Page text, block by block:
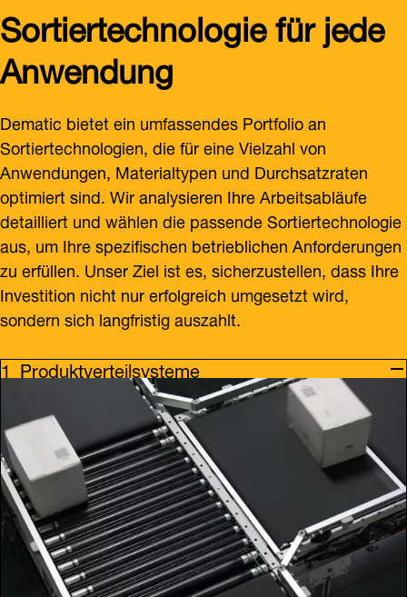
Sortiertechnologie für jede
Anwendung
Dematic bietet ein umfassendes Portfolio an
Sortiertechnologien, die für eine Vielzahl von
Anwendungen, Materialtypen und Durchsatzraten
optimiert sind. Wir analysieren Ihre Arbeitsabläufe
detailliert und wählen die passende Sortiertechnologie
aus, um Ihre spezifischen betrieblichen Anforderungen
zu erfüllen. Unser Ziel ist es, sicherzustellen, dass Ihre
Investition nicht nur erfolgreich umgesetzt wird,
sondern sich langfristig auszahlt.
Produktverteilsysteme